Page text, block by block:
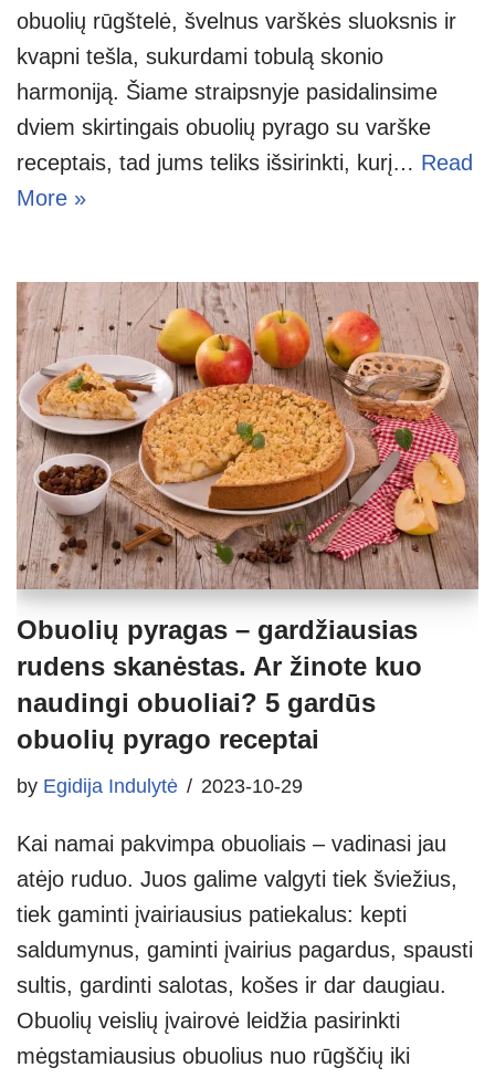
obuolių rūgštelė, švelnus varškės sluoksnis ir
kvapni tešla, sukurdami tobulą skonio
harmoniją. Šiame straipsnyje pasidalinsime
dviem skirtingais obuolių pyrago su varške
receptais, tad jums teliks išsirinkti, kurį… Read
More »
Obuolių pyragas – gardžiausias
rudens skanėstas. Ar žinote kuo
naudingi obuoliai? 5 gardūs
obuolių pyrago receptai
by Egidija Indulytė 2023-10-29
Kai namai pakvimpa obuoliais – vadinasi jau
atėjo ruduo. Juos galime valgyti tiek šviežius,
tiek gaminti įvairiausius patiekalus: kepti
saldumynus, gaminti įvairius pagardus, spausti
sultis, gardinti salotas, košes ir dar daugiau.
Obuolių veislių įvairovė leidžia pasirinkti
mėgstamiausius obuolius nuo rūgščių iki